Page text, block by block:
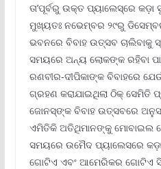
ତା’ପୂର୍ବରୁ ଉକ୍ତ ପ୍ୟାଲେସ୍ରେ କଡ଼ା
ମୁଖ୍ୟତଃ ନଭେମ୍ବର ୨୯ରୁ
ଭବନରେ ବିବାହ ଉତ୍ସବ ଚାଲିବାକୁ
ସମୟରେ ଅନ୍ୟ ଲୋକଙ୍କ ରହିବା
ରଣବୀର-ଦୀପିକାଙ୍କ ବିବାହରେ
ଗ୍ରହଣ କରାଯାଇଥିଲା ଠିକ୍ ସେମିତି
ଜୋନସ୍ଙ୍କ ବିବାହ ଉତ୍ସବରେ
ଏମିତିକି ଅତିଥିମାନଙ୍କୁ ମୋବାଇଲ
ସମୟରେ ଉମୈଦ ପ୍ୟାଲେସରେ
ଗୋଟିଏ ଏବଂ ଆମେରିକର ଗୋଟିଏ